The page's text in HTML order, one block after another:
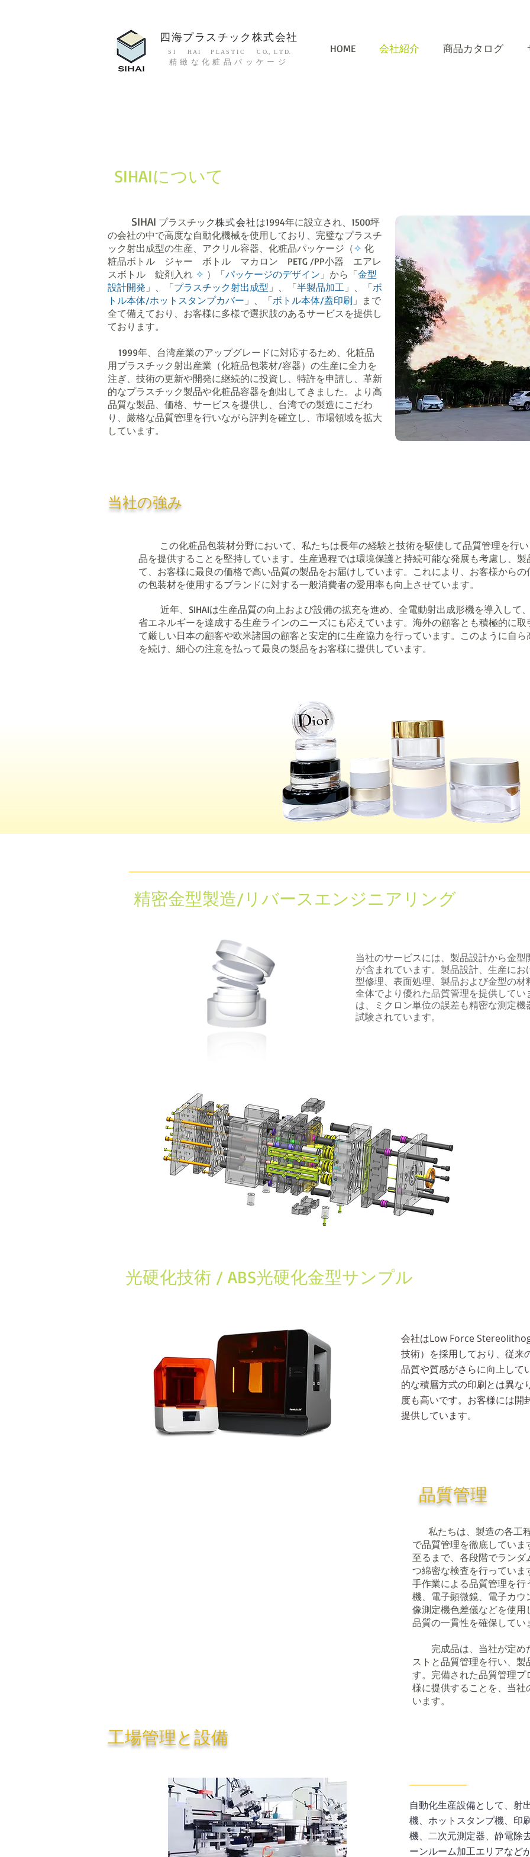
四海プラスチック株式会社
S I H A I P L A S T I C C O., L T D.
精緻な化粧品パッケージ
HOME 会社紹介 ​商品カタログ
​SIHAIについて
SIHAI プラスチック株式会社は1994年に設立され、1500坪
の会社の中で高度な自動化機械を使用しており、完璧なプラスチ
ック射出成型の生産、アクリル容器、化粧品パッケージ（✧ 化
粧品ボトル ジャー ボトル マカロン PETG /PP小器 エアレ
スボトル 錠剤入れ ✧ ）「パッケージのデザイン 」から「金型
設計開発 」、「プラスチック射出成型 」、「半製品加工 」、「ボ
トル本体/ホットスタンプカバー 」、「ボトル本体/蓋印刷 」まで
全て備えており、お客様に多様で選択肢のあるサービスを提供し
ております。
1999年、台湾産業のアップグレードに対応するため、化粧品
用プラスチック射出産業（化粧品包装材/容器）の生産に全力を
注ぎ、技術の更新や開発に継続的に投資し、特許を申請し、革新
的なプラスチック製品や化粧品容器を創出してきました。より高
品質な製品、価格、サービスを提供し、台湾での製造にこだわ
り、厳格な品質管理を行いながら評判を確立し、市場領域を拡大
しています。
当社の強み
この化粧品包装材分野において、私たちは長年の経験と技術を駆使して品質管理を行い
品を提供することを堅持しています。生産過程では環境保護と持続可能な発展も考慮し、
て、お客様に最良の価格で高い品質の製品をお届けしています。これにより、お客様から
の包装材を使用するブランドに対する一般消費者の愛用率も向上させています。
近年、SIHAIは生産品質の向上および設備の拡充を進め、全電動射出成形機を導入して
省エネルギーを達成する生産ラインのニーズにも応えています。海外の顧客とも積極的に
て厳しい日本の顧客や欧米諸国の顧客と安定的に生産協力を行っています。このように自
を続け、細心の注意を払って最良の製品をお客様に提供しています。
精密金型製造/リバースエンジニアリング
当社のサービスには、製品設計から金
が含まれています。製品設計、生産にお
型修理、表面処理、製品および金型の材
全体でより優れた品質管理を提供してい
は、ミクロン単位の誤差も精密な測定機
試験されています。
光硬化技術 / ABS光硬化金型サンプル
会社はLow Force
技術）を採用しており、従来
品質や質感がさらに向上して
的な積層方式の印刷とは異な
度も高いです。お客様には開
提供しています。
品質管理
私たちは、製造の各工
で品質管理を徹底してい
至るまで、各段階でラン
つ綿密な検査を行ってい
手作業による品質管理を
機、電子顕微鏡、電子カ
像測定機色差儀などを使
品質の一貫性を確保してい
完成品は、当社が定め
ストと品質管理を行い、製
す。完備された品質管理
様に提供することを、当社
います。
​工場管理と設備
自動化生産設備として、射
機、ホットスタンプ機、印
機、二次元測定器、静電除
ーンルーム加工エリアなど